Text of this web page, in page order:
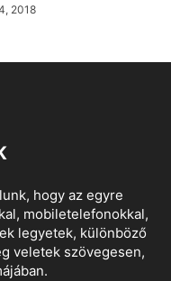
2018
hogy az egyre
mobiletelefonokkal,
legyetek, különböző
veletek szövegesen,